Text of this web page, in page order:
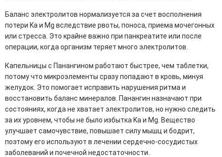
Баланс электролитов нормализуется за счет восполнения
потери Ka и Mg вследствие рвоты, поноса, приема мочегонных
или стресса. Это крайне важно при панкреатите или после
операции, когда организм теряет много электролитов.
Капельницы с Панангином работают быстрее, чем таблетки,
потому что микроэлементы сразу попадают в кровь, минуя
желудок. Это помогает исправить нарушения ритма и
восстановить баланс минералов. Панангин назначают при
состояниях, когда не хватает электролитов, но нужно следить
за их уровнем, чтобы не было избытка Ka и Mg. Вещество
улучшает самочувствие, повышает силу мышц и бодрит,
поэтому его используют в лечении сердечно-сосудистых
заболеваний и почечной недостаточности.